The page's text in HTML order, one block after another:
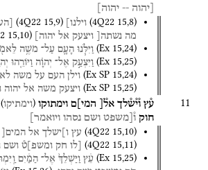
[יהוה -- יהוה]
(4Q22 15,8) וילנו] (4Q22 15,9)
מה נשתה[ ויצעק אל יהוה] 15,10)
(Ex 15,24) וַיִּלֹּ֧נוּ הָעָ֛ם עַל־ מֹשֶׁ֥ה
(Ex 15,25) וַיִּצְעַ֣ק אֶל־ יְהוָ֗ה וַיּוֹרֵ֤הוּ
(Ex SP 15,24) וילן העם על משה
(Ex SP 15,25) ויצעק משה אל יהוה
11 ע֯ץ ו֯י֯ש֯לך אל֯[ המי]ם וימתוקו (וימתיקו)
חוק ו֯[משפט ושם נסהו ויואמר]
(4Q22 15,10) עץ ו]ישלך אל המים[
(4Q22 15,11) [לו חק ומשפ]ט֯ ושם
(Ex 15,25) עֵ֔ץ וַיַּשְׁלֵךְ֙ אֶל־ הַמַּ֔יִם